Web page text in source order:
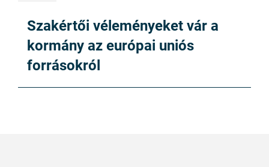
Szakértői véleményeket vár a
kormány az európai uniós
forrásokról